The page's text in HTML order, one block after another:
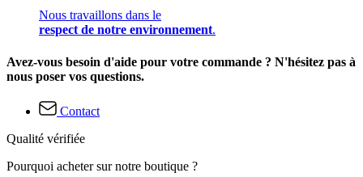
Nous travaillons dans le
respect de notre environnement.
Avez-vous besoin d'aide pour votre commande ? N'hésitez pas à
nous poser vos questions.
Contact
Qualité vérifiée
Pourquoi acheter sur notre boutique ?